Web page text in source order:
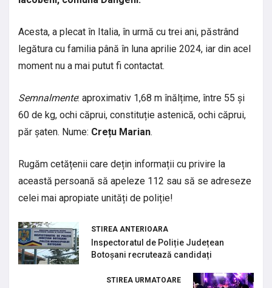
Acesta, a plecat în Italia, în urmă cu trei ani, păstrând
legătura cu familia până în luna aprilie 2024, iar din acel
moment nu a mai putut fi contactat.
Semnalmente: aproximativ 1,68 m înălțime, între 55 și
60 de kg, ochi căprui, constituție astenică, ochi căprui,
păr șaten. Nume: Crețu Marian.
Rugăm cetățenii care dețin informații cu privire la
această persoană să apeleze 112 sau să se adreseze
celei mai apropiate unități de poliție!
STIREA ANTERIOARA
Inspectoratul de Poliție Județean
Botoșani recrutează candidați
STIREA URMATOARE